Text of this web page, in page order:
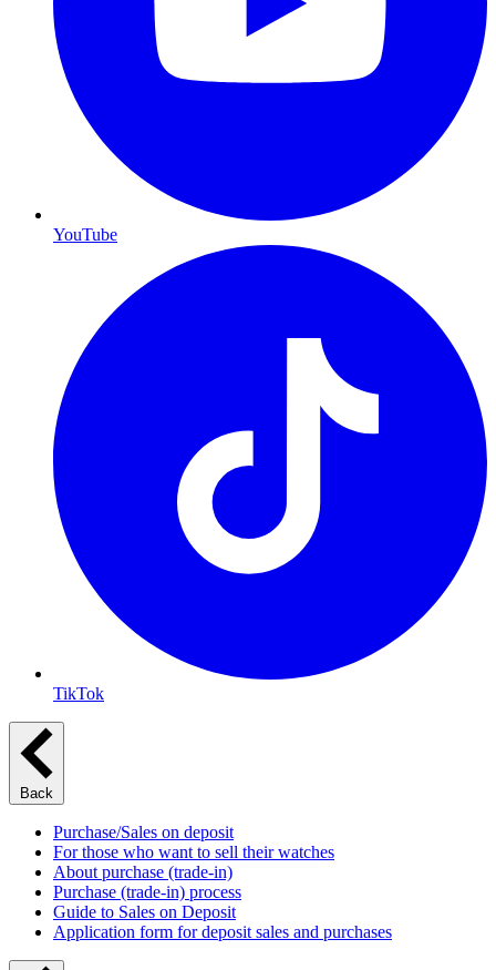
YouTube
TikTok
Back
Purchase/Sales on deposit
For those who want to sell their watches
About purchase (trade-in)
Purchase (trade-in) process
Guide to Sales on Deposit
Application form for deposit sales and purchases